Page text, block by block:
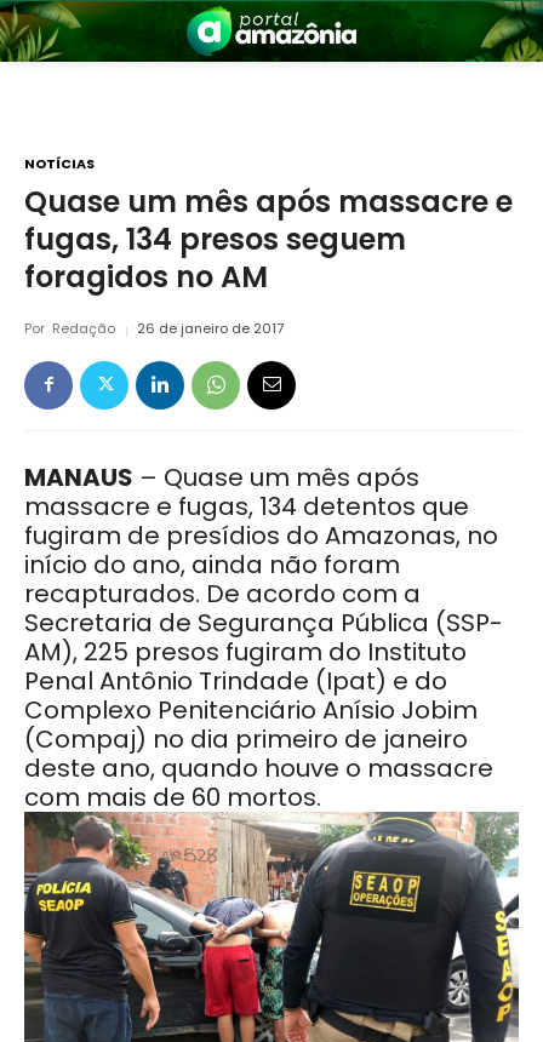
Amazônia
NOTÍCIAS
Quase um mês após massacre e
fugas, 134 presos seguem
foragidos no AM
Por Redação 26 de janeiro de 2017
MANAUS – Quase um mês após
massacre e fugas, 134 detentos que
fugiram de presídios do Amazonas, no
início do ano, ainda não foram
recapturados. De acordo com a
Secretaria de Segurança Pública (SSP-
AM), 225 presos fugiram do Instituto
Penal Antônio Trindade (Ipat) e do
Complexo Penitenciário Anísio Jobim
(Compaj) no dia primeiro de janeiro
deste ano, quando houve o massacre
com mais de 60 mortos.